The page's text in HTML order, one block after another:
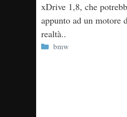
xDrive 1,8, che
appunto ad un motore
realtà..
Categorie
bmw